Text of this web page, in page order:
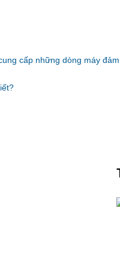
cấp những dòng máy